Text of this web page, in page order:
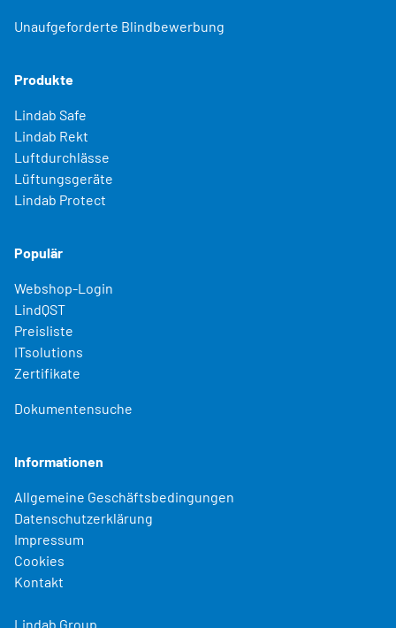
Unaufgeforderte Blindbewerbung
Produkte
Lindab Safe
Lindab Rekt
Luftdurchlässe
Lüftungsgeräte
Lindab Protect
Populär
Webshop-Login
LindQST
Preisliste
ITsolutions
Zertifikate
Dokumentensuche
Informationen
Allgemeine Geschäftsbedingungen
Datenschutzerklärung
Impressum
Cookies
Kontakt
Lindab Group